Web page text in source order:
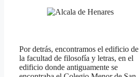
Por detrás, encontramos el edificio de
la facultad de filosofía y letras, en el
edificio donde antiguamente se